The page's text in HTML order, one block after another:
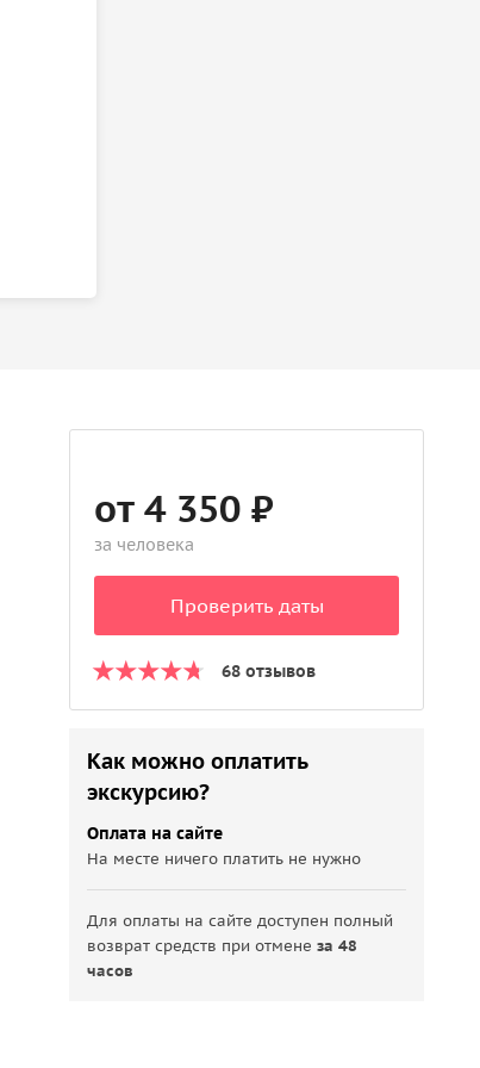
от 4 350 ₽
за человека
Проверить даты
68 отзывов
Как можно оплатить
экскурсию?
Оплата на сайте
На месте ничего платить не нужно
Для оплаты на сайте доступен полный
возврат средств при отменеза 48
часов